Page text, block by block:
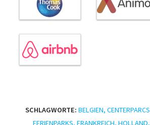
SCHLAGWORTE: BELGIEN,CENTERPARCS
FERIENPARKS, FRANKREICH, HOLLAND,